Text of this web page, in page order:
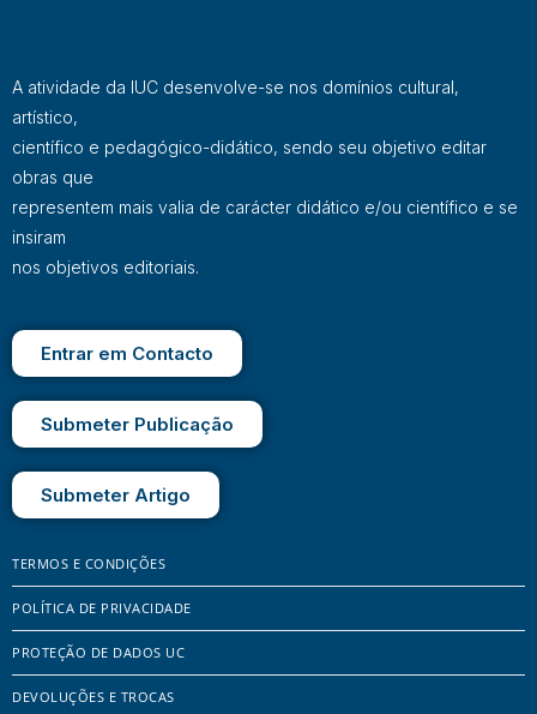
A atividade da IUC desenvolve-se nos domínios cultural,
artístico,
científico e pedagógico-didático, sendo seu objetivo editar
obras que
representem mais valia de carácter didático e/ou científico e se
insiram
nos objetivos editoriais.
Entrar em Contacto
Submeter Publicação
Submeter Artigo
TERMOS E CONDIÇÕES
POLÍTICA DE PRIVACIDADE
PROTEÇÃO DE DADOS UC
DEVOLUÇÕES E TROCAS